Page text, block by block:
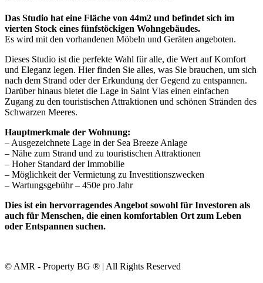
Das Studio hat eine Fläche von 44m2 und befindet sich im
vierten Stock eines fünfstöckigen Wohngebäudes.
Es wird mit den vorhandenen Möbeln und Geräten angeboten.
Dieses Studio ist die perfekte Wahl für alle, die Wert auf Komfort
und Eleganz legen. Hier finden Sie alles, was Sie brauchen, um sich
nach dem Strand oder der Erkundung der Gegend zu entspannen.
Darüber hinaus bietet die Lage in Saint Vlas einen einfachen
Zugang zu den touristischen Attraktionen und schönen Stränden des
Schwarzen Meeres.
Hauptmerkmale der Wohnung:
– Ausgezeichnete Lage in der Sea Breeze Anlage
– Nähe zum Strand und zu touristischen Attraktionen
– Hoher Standard der Immobilie
– Möglichkeit der Vermietung zu Investitionszwecken
– Wartungsgebühr – 450e pro Jahr
Dies ist ein hervorragendes Angebot sowohl für Investoren als
auch für Menschen, die einen komfortablen Ort zum Leben
oder Entspannen suchen.
© AMR - Property BG ® | All Rights Reserved